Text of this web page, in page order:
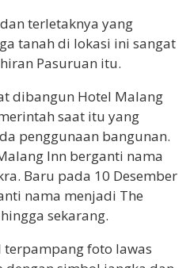
terletaknya yang
tanah di lokasi ini sangat
Pasuruan itu.
dibangun Hotel Malang
saat itu yang
penggunaan bangunan.
Inn berganti nama
Baru pada 10 Desember
nama menjadi The
sekarang.
foto lawas